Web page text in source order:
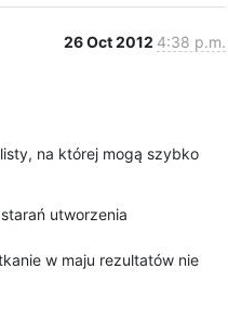
26 Oct 2012 4:38 p.m.
na której mogą szybko
utworzenia
w maju rezultatów nie